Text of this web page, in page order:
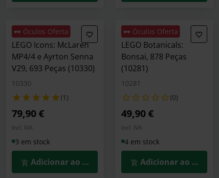
🕶️ Óculos Oferta
LEGO Icons: McLaren
MP4/4 e Ayrton Senna
V29, 693 Peças (10330)
10330
(1)
79,90 €
Incl. IVA
3 em stock
Adicionar ao Carrinho
🕶️ Óculos Oferta
LEGO Botanicals:
Bonsai, 878 Peças
(10281)
10281
(0)
49,90 €
Incl. IVA
4 em stock
Adicionar ao